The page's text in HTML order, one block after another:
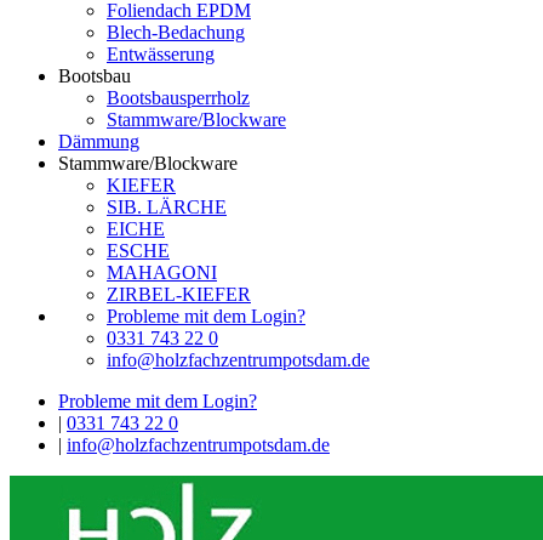
Foliendach EPDM
Blech-Bedachung
Entwässerung
Bootsbau
Bootsbausperrholz
Stammware/Blockware
Dämmung
Stammware/Blockware
KIEFER
SIB. LÄRCHE
EICHE
ESCHE
MAHAGONI
ZIRBEL-KIEFER
Probleme mit dem Login?
0331 743 22 0
info@holzfachzentrumpotsdam.de
Probleme mit dem Login?
| 0331 743 22 0
| info@holzfachzentrumpotsdam.de